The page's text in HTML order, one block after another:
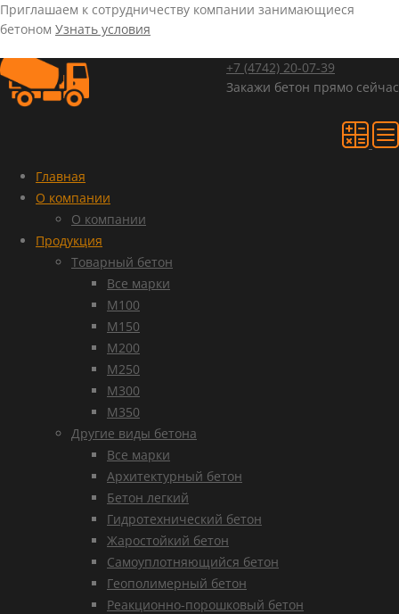
Приглашаем к сотрудничеству компании занимающиеся
бетоном Узнать условия
+7 (4742) 20-07-39
Закажи бетон прямо сейчас
Главная
О компании
О компании
Продукция
Товарный бетон
Все марки
М100
М150
М200
М250
М300
М350
Другие виды бетона
Все марки
Архитектурный бетон
Бетон легкий
Гидротехнический бетон
Жаростойкий бетон
Самоуплотняющийся бетон
Геополимерный бетон
Реакционно-порошковый бетон